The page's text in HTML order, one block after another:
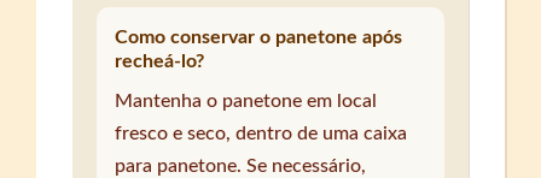
Como conservar o panetone após
recheá-lo?
Mantenha o panetone em local
fresco e seco, dentro de uma caixa
para panetone. Se necessário,